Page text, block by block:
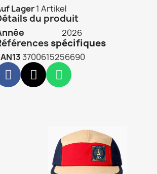
Lager1 Artikel
du produit
2026
spécifiques
3700615256690